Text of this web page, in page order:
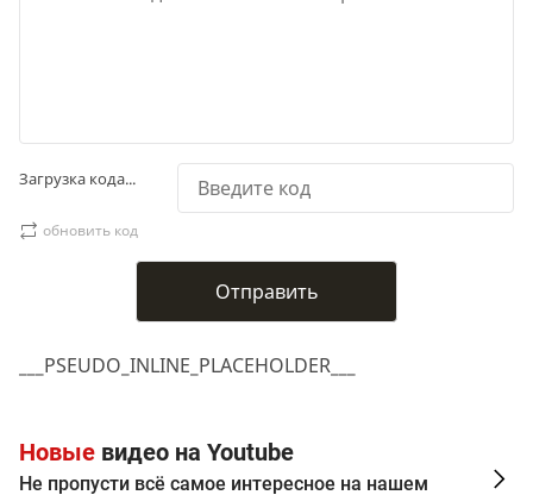
___PSEUDO_INLINE_PLACEHOLDER___
Загрузка кода...
обновить код
Новые видео на Youtube
Не пропусти всё самое интересное на нашем